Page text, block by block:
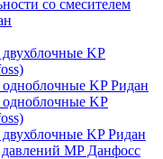
со смесителем
двухблочные KP
одноблочные KP Ридан
одноблочные KP
двухблочные KP Ридан
давлений MP Данфосс